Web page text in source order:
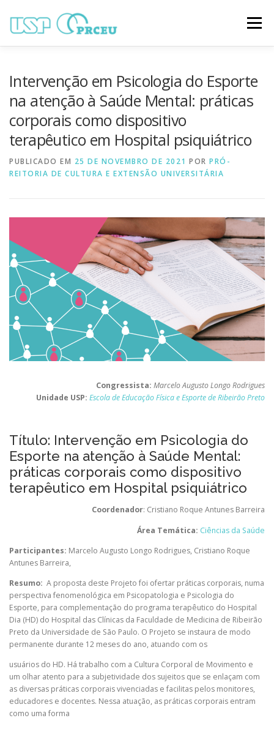
para
Menu
TRABALHOS ONLINE PROGRAMAÇÃO
NOTÍCIAS CONTATO
Intervenção em Psicologia do Esporte
na atenção à Saúde Mental: práticas
corporais como dispositivo
terapêutico em Hospital psiquiátrico
PUBLICADO EM 25 DE NOVEMBRO DE 2021 POR PRÓ-
REITORIA DE CULTURA E EXTENSÃO UNIVERSITÁRIA
Congressista: Marcelo Augusto Longo Rodrigues
Unidade USP: Escola de Educação Física e Esporte de Ribeirão Preto
Título: Intervenção em Psicologia do
Esporte na atenção à Saúde Mental:
práticas corporais como dispositivo
terapêutico em Hospital psiquiátrico
Coordenador: Cristiano Roque Antunes Barreira
Área Temática: Ciências da Saúde
Participantes: Marcelo Augusto Longo Rodrigues, Cristiano Roque
Antunes Barreira,
Resumo: A proposta deste Projeto foi ofertar práticas corporais, numa
perspectiva fenomenológica em Psicopatologia e Psicologia do
Esporte, para complementação do programa terapêutico do Hospital
Dia (HD) do Hospital das Clínicas da Faculdade de Medicina de Ribeirão
Preto da Universidade de São Paulo. O Projeto se instaura de modo
permanente durante 12 meses do ano, atuando com os
usuários do HD. Há trabalho com a Cultura Corporal de Movimento e
um olhar atento para a subjetividade dos sujeitos que se enlaçam com
as diversas práticas corporais vivenciadas e facilitas pelos monitores,
educadores e docentes. Nessa atuação, as práticas corporais entram
como uma forma